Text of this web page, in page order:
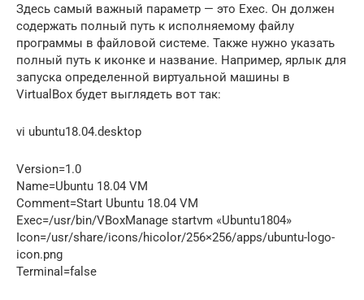
Здесь самый важный параметр — это Exec. Он должен
содержать полный путь к исполняемому файлу
программы в файловой системе. Также нужно указать
полный путь к иконке и название. Например, ярлык для
запуска определенной виртуальной машины в
VirtualBox будет выглядеть вот так:
vi ubuntu18.04.desktop
Version=1.0
Name=Ubuntu 18.04 VM
Comment=Start Ubuntu 18.04 VM
Exec=/usr/bin/VBoxManage startvm «Ubuntu1804»
Icon=/usr/share/icons/hicolor/256×256/apps/ubuntu-logo-
icon.png
Terminal=false